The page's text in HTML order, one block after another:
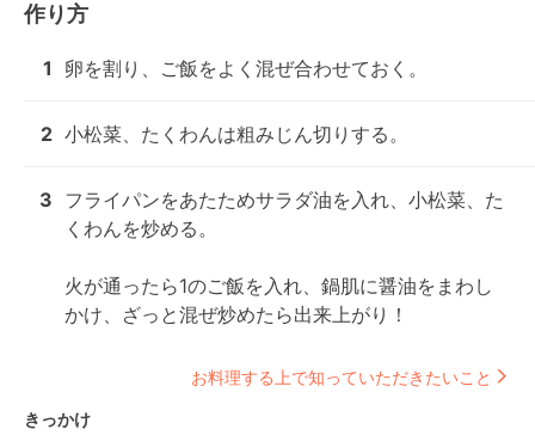
作り方
1 卵を割り、ご飯をよく混ぜ合わせておく。
2 小松菜、たくわんは粗みじん切りする。
3 フライパンをあたためサラダ油を入れ、小松菜、た
くわんを炒める。
火が通ったら1のご飯を入れ、鍋肌に醤油をまわし
かけ、ざっと混ぜ炒めたら出来上がり！
お料理する上で知っていただきたいこと
きっかけ